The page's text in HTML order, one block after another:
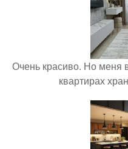
Очень красиво. Но меня
квартирах